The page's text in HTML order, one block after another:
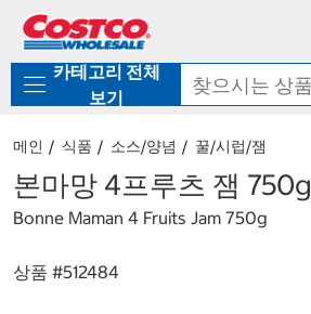
로
기
가
카테고리 전체
보기
메인 식품 소스/양념 꿀/시럽/잼
본마망 4프루츠 잼 750g
Bonne Maman 4 Fruits Jam 750g
상품 #512484